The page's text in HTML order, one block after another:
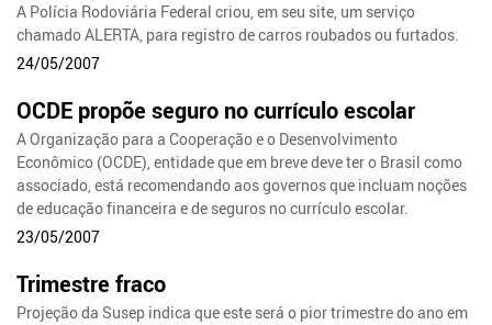
A Polícia Rodoviária Federal criou, em seu site, um serviço
chamado ALERTA, para registro de carros roubados ou furtados.
24/05/2007
OCDE propõe seguro no currículo escolar
A Organização para a Cooperação e o Desenvolvimento
Econômico (OCDE), entidade que em breve deve ter o Brasil como
associado, está recomendando aos governos que incluam noções
de educação financeira e de seguros no currículo escolar.
23/05/2007
Trimestre fraco
Projeção da Susep indica que este será o pior trimestre do ano em